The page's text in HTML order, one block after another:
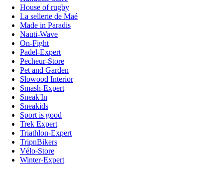
House of rugby
La sellerie de Maé
Made in Paradis
Nauti-Wave
On-Fight
Padel-Expert
Pecheur-Store
Pet and Garden
Slowood Interior
Smash-Expert
Sneak'In
Sneakids
Sport is good
Trek Expert
Triathlon-Expert
TripnBikers
Vélo-Store
Winter-Expert